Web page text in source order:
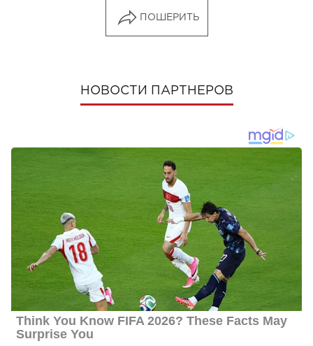
ПОШЕРИТЬ
НОВОСТИ ПАРТНЕРОВ